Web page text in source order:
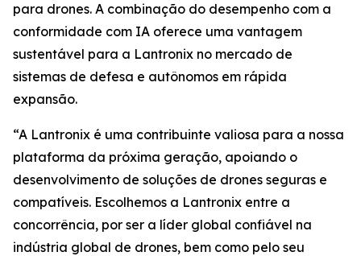
para drones. A combinação do desempenho com a
conformidade com IA oferece uma vantagem
sustentável para a Lantronix no mercado de
sistemas de defesa e autônomos em rápida
expansão.
“A Lantronix é uma contribuinte valiosa para a nossa
plataforma da próxima geração, apoiando o
desenvolvimento de soluções de drones seguras e
compatíveis. Escolhemos a Lantronix entre a
concorrência, por ser a líder global confiável na
indústria global de drones, bem como pelo seu